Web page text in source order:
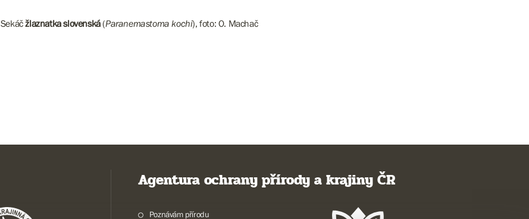
Sekáčžlaznatka slovenská(Paranemastoma kochi), foto: O. Machač
Agentura ochrany přírody a krajiny ČR
Poznávám přírodu